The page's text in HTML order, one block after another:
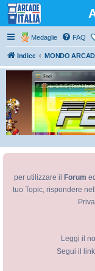
Medaglie FAQ
Indice
per utilizzare il
Forum
tuo Topic, rispondere
Leggi il
Segui il